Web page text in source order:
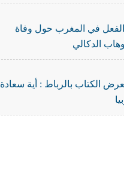
في المغرب حول وفاة
الدكالي
الكتاب بالرباط : أية سعادة